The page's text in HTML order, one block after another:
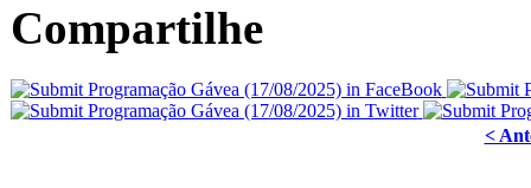
Compartilhe
<